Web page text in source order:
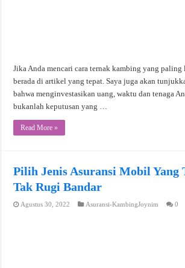
Jika Anda mencari cara ternak kambing yang paling
berada di artikel yang tepat. Saya juga akan
bahwa menginvestasikan uang, waktu dan tenaga
bukanlah keputusan yang …
Read More »
Pilih Jenis Asuransi Mobil Yang
Tak Rugi Bandar
Agustus 30, 2022 Asuransi-KambingJoynim 0